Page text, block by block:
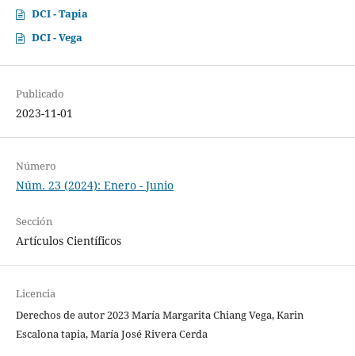
DCI - Tapia
DCI - Vega
Publicado
2023-11-01
Número
Núm. 23 (2024): Enero - Junio
Sección
Artículos Científicos
Licencia
Derechos de autor 2023 María Margarita Chiang Vega, Karin
Escalona tapia, María José Rivera Cerda